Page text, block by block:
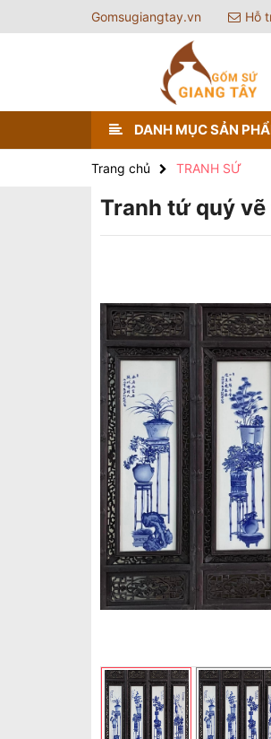
Gomsugiangtay.vn Hỗ
DANH MỤC SẢN
Trang chủ TRANH SỨ
Tranh tứ quý